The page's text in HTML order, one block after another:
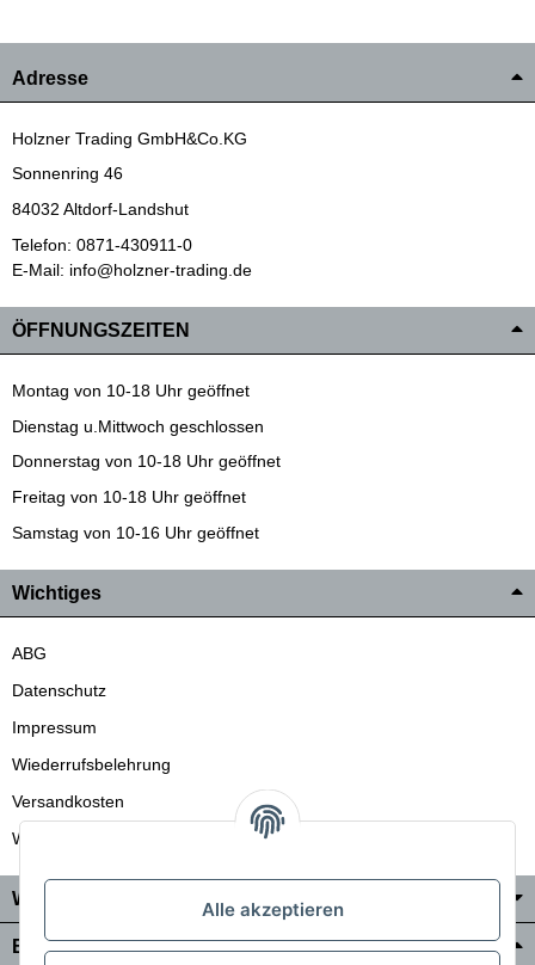
Adresse
Holzner Trading GmbH&Co.KG
Sonnenring 46
84032 Altdorf-Landshut
Telefon: 0871-430911-0
E-Mail: info@holzner-trading.de
ÖFFNUNGSZEITEN
Montag von 10-18 Uhr geöffnet
Dienstag u.Mittwoch geschlossen
Donnerstag von 10-18 Uhr geöffnet
Freitag von 10-18 Uhr geöffnet
Samstag von 10-16 Uhr geöffnet
Wichtiges
ABG
Datenschutz
Impressum
Wiederrufsbelehrung
Versandkosten
Wir liefern auch in die Schweiz
Wo Sie uns finden
Bezahlung & Versand
Alle akzeptieren